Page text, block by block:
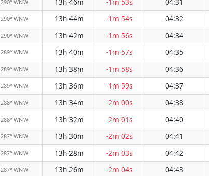
290° WNW
290° WNW 13h 44m -1m 54s 04:32
290° WNW 13h 42m -1m 56s 04:34
289° WNW 13h 40m -1m 57s 04:35
289° WNW 13h 38m -1m 58s 04:36
289° WNW 13h 36m -1m 59s 04:37
288° WNW 13h 34m -2m 00s 04:38
288° WNW 13h 32m -2m 01s 04:40
287° WNW 13h 30m -2m 02s 04:41
287° WNW 13h 28m -2m 03s 04:42
287° WNW 13h 26m -2m 04s 04:43